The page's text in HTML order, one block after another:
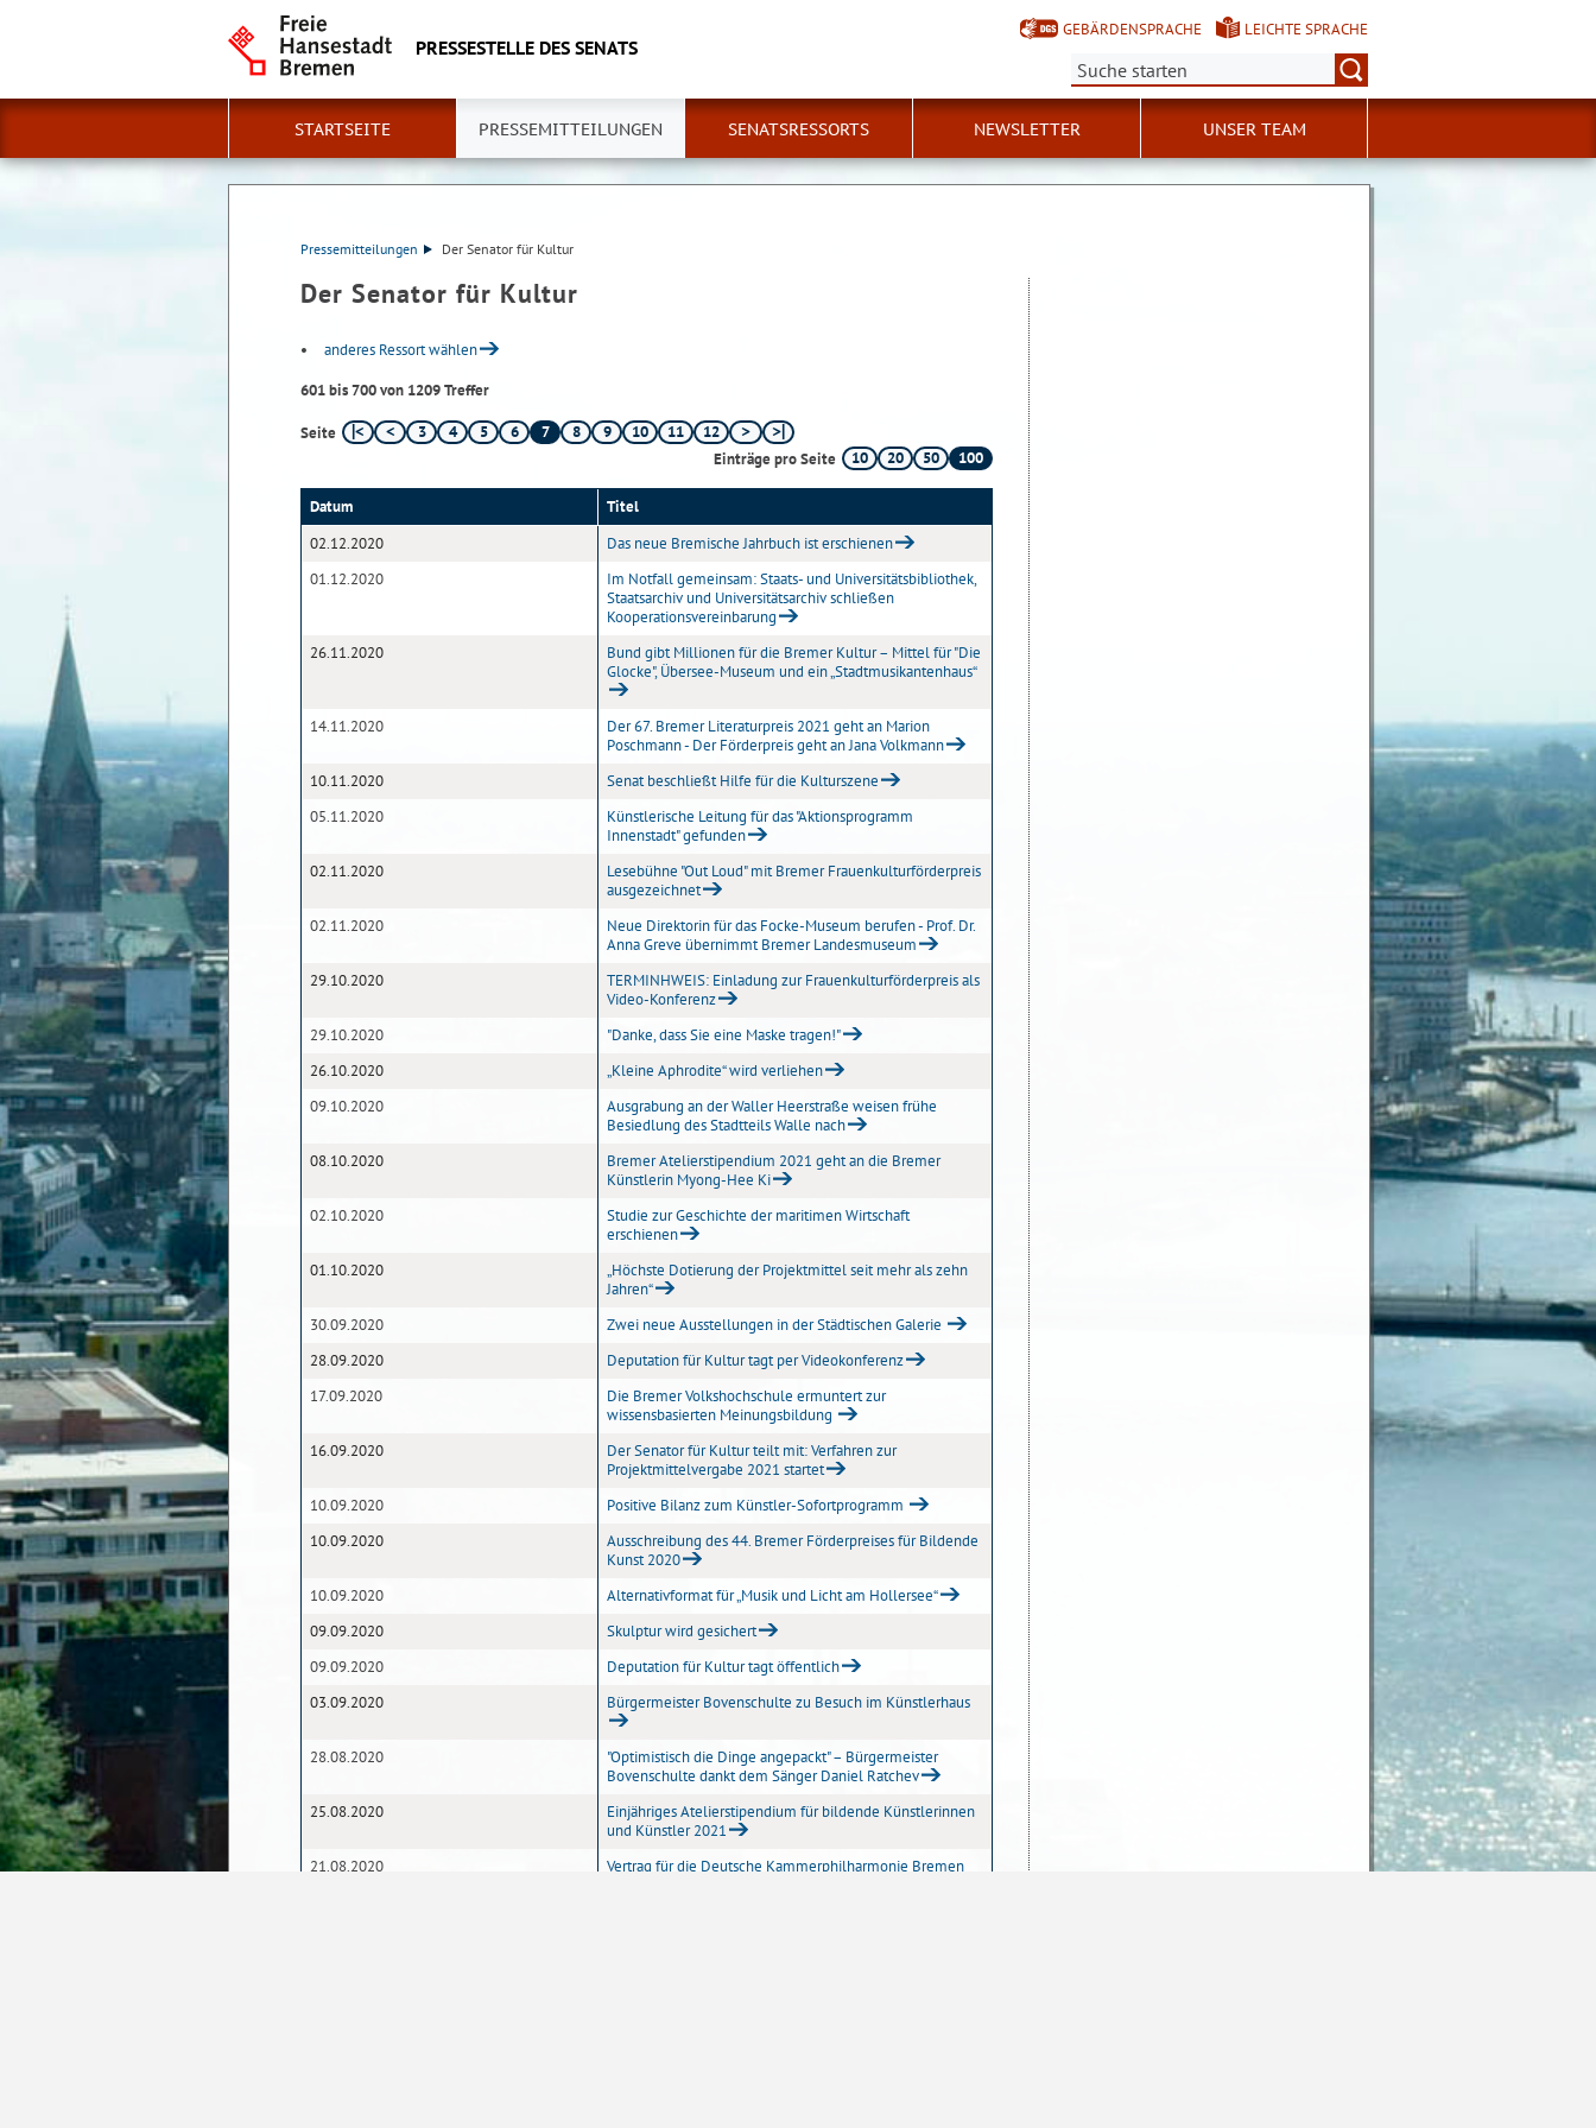
PRESSESTELLE DES SENATS
GEBÄRDENSPRACHE
LEICHTE SPRACHE
Suche:
STARTSEITE PRESSEMITTEILUNGEN SENATSRESSORTS NEWSLETTER UNSER TEAM
Pressemitteilungen Der Senator für Kultur
Der Senator für Kultur
anderes Ressort wählen
601 bis 700 von 1209 Treffer
Seite 3 4 5 6 7 8 9 10 11
12
Einträge pro Seite
10 20 50 100
Datum
Titel
02.12.2020
Das neue Bremische Jahrbuch ist erschienen
01.12.2020
Im Notfall gemeinsam: Staats- und Universitätsbibliothek,
Staatsarchiv und Universitätsarchiv schließen
Kooperationsvereinbarung
26.11.2020
Bund gibt Millionen für die Bremer Kultur – Mittel für "Die
Glocke", Übersee-Museum und ein „Stadtmusikantenhaus“
14.11.2020
Der 67. Bremer Literaturpreis 2021 geht an Marion
Poschmann - Der Förderpreis geht an Jana Volkmann
10.11.2020
Senat beschließt Hilfe für die Kulturszene
05.11.2020
Künstlerische Leitung für das "Aktionsprogramm
Innenstadt" gefunden
02.11.2020
Lesebühne "Out Loud" mit Bremer Frauenkulturförderpreis
ausgezeichnet
02.11.2020
Neue Direktorin für das Focke-Museum berufen - Prof. Dr.
Anna Greve übernimmt Bremer Landesmuseum
29.10.2020
TERMINHWEIS: Einladung zur Frauenkulturförderpreis als
Video-Konferenz
29.10.2020
"Danke, dass Sie eine Maske tragen!"
26.10.2020
„Kleine Aphrodite“ wird verliehen
09.10.2020
Ausgrabung an der Waller Heerstraße weisen frühe
Besiedlung des Stadtteils Walle nach
08.10.2020
Bremer Atelierstipendium 2021 geht an die Bremer
Künstlerin Myong-Hee Ki
02.10.2020
Studie zur Geschichte der maritimen Wirtschaft
erschienen
01.10.2020
„Höchste Dotierung der Projektmittel seit mehr als zehn
Jahren“
30.09.2020
Zwei neue Ausstellungen in der Städtischen Galerie
28.09.2020
Deputation für Kultur tagt per Videokonferenz
17.09.2020
Die Bremer Volkshochschule ermuntert zur
wissensbasierten Meinungsbildung
16.09.2020
Der Senator für Kultur teilt mit: Verfahren zur
Projektmittelvergabe 2021 startet
10.09.2020
Positive Bilanz zum Künstler-Sofortprogramm
10.09.2020
Ausschreibung des 44. Bremer Förderpreises für Bildende
Kunst 2020
10.09.2020
Alternativformat für „Musik und Licht am Hollersee“
09.09.2020
Skulptur wird gesichert
09.09.2020
Deputation für Kultur tagt öffentlich
03.09.2020
Bürgermeister Bovenschulte zu Besuch im Künstlerhaus
28.08.2020
"Optimistisch die Dinge angepackt" – Bürgermeister
Bovenschulte dankt dem Sänger Daniel Ratchev
25.08.2020
Einjähriges Atelierstipendium für bildende Künstlerinnen
und Künstler 2021
21.08.2020
Vertrag für die Deutsche Kammerphilharmonie Bremen